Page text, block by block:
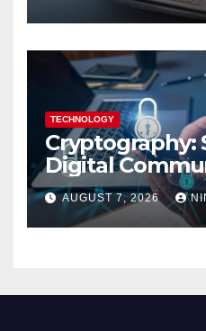
TECHNOLOGY
Cryptography:
Digital
AUGUST 7, 2026